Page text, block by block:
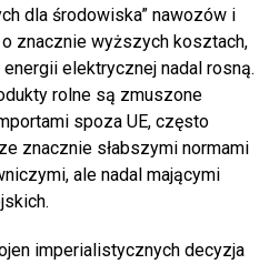
dla środowiska” nawozów i
znacznie wyższych kosztach,
elektrycznej nadal rosną.
rolne są zmuszone
spoza UE, często
znacznie słabszymi normami
ale nadal mającymi
imperialistycznych decyzja